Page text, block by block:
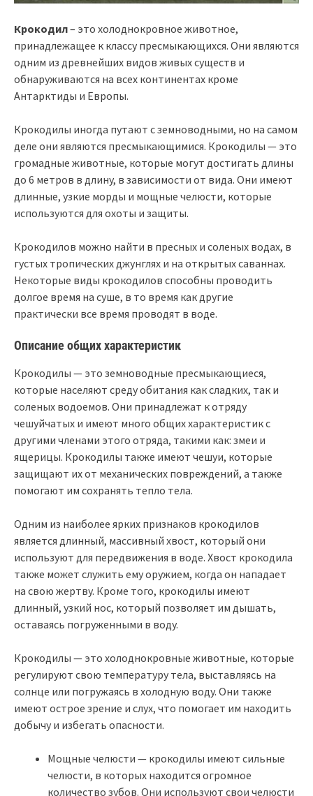
Крокодил– это холоднокровное животное,
принадлежащее к классу пресмыкающихся. Они являются
одним из древнейших видов живых существ и
обнаруживаются на всех континентах кроме
Антарктиды и Европы.
Крокодилы иногда путают с земноводными, но на самом
деле они являются пресмыкающимися. Крокодилы — это
громадные животные, которые могут достигать длины
до 6 метров в длину, в зависимости от вида. Они имеют
длинные, узкие морды и мощные челюсти, которые
используются для охоты и защиты.
Крокодилов можно найти в пресных и соленых водах, в
густых тропических джунглях и на открытых саваннах.
Некоторые виды крокодилов способны проводить
долгое время на суше, в то время как другие
практически все время проводят в воде.
Описание общих характеристик
Крокодилы — это земноводные пресмыкающиеся,
которые населяют среду обитания как сладких, так и
соленых водоемов. Они принадлежат к отряду
чешуйчатых и имеют много общих характеристик с
другими членами этого отряда, такими как: змеи и
ящерицы. Крокодилы также имеют чешуи, которые
защищают их от механических повреждений, а также
помогают им сохранять тепло тела.
Одним из наиболее ярких признаков крокодилов
является длинный, массивный хвост, который они
используют для передвижения в воде. Хвост крокодила
также может служить ему оружием, когда он нападает
на свою жертву. Кроме того, крокодилы имеют
длинный, узкий нос, который позволяет им дышать,
оставаясь погруженными в воду.
Крокодилы — это холоднокровные животные, которые
регулируют свою температуру тела, выставляясь на
солнце или погружаясь в холодную воду. Они также
имеют острое зрение и слух, что помогает им находить
добычу и избегать опасности.
Мощные челюсти — крокодилы имеют сильные
челюсти, в которых находится огромное
количество зубов. Они используют свои челюсти